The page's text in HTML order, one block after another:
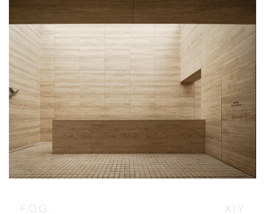
业 界
机 构
人 物
地 产
快速搜索
企业招聘
企业会员
广告投放